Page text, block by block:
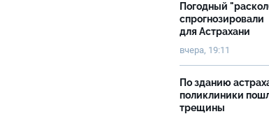
Погодный
спрогнозировали
для Астрахани
вчера, 19:11
По зданию
поликлиники
трещины